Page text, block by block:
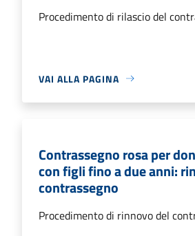
Procedimento di rilascio del
VAI ALLA PAGINA
Contrassegno rosa per
con figli fino a due anni:
contrassegno
Procedimento di rinnovo del